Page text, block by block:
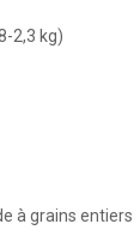
2,3 kg)
à grains entiers